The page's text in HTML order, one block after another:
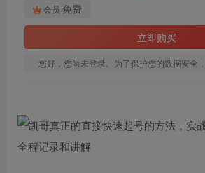
会员 免费
立即购买
您好，您尚未登录。为了保护您的数据安全